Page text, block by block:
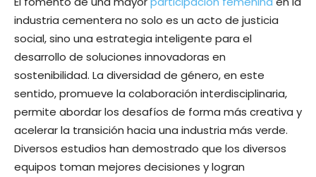
industria cementera no solo es un acto de justicia
social, sino una estrategia inteligente para el
desarrollo de soluciones innovadoras en
sostenibilidad. La diversidad de género, en este
sentido, promueve la colaboración interdisciplinaria,
permite abordar los desafíos de forma más creativa y
acelerar la transición hacia una industria más verde.
Diversos estudios han demostrado que los diversos
equipos toman mejores decisiones y logran